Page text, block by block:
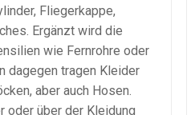
Fliegerkappe,
Ergänzt wird die
wie Fernrohre oder
dagegen tragen Kleider
aber auch Hosen.
oder über der Kleidung